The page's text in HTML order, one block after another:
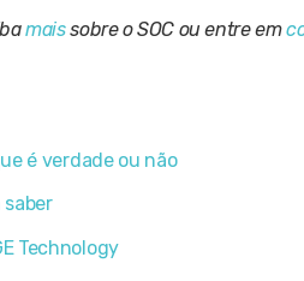
maissobre o SOC ou entre em
é verdade ou não
saber
Technology